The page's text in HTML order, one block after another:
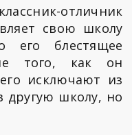
отличник
свою школу
его блестящее
того, как он
исключают из
другую школу, но